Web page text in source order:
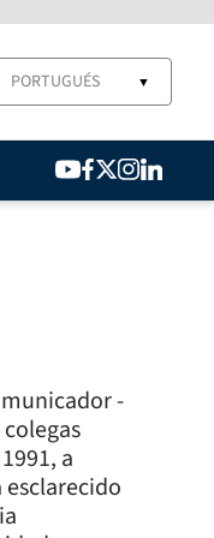
PORTUGUÉS ▼
-
a